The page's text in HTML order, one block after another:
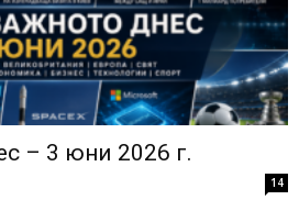
– 3 юни 2026 г.
14